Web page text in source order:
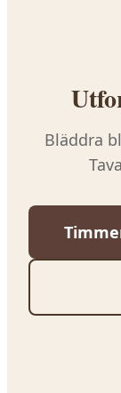
Bläddra